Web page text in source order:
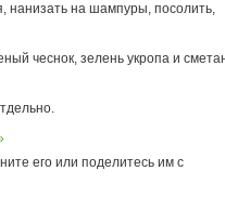
нанизать на шампуры, посолить,
чеснок, зелень укропа и
его или поделитесь им с